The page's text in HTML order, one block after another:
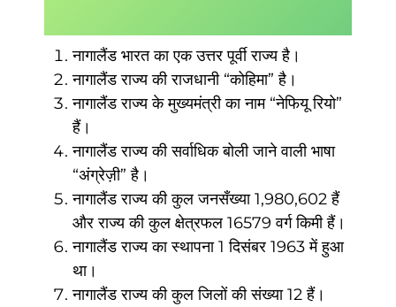
नागालैंड भारत का एक उत्तर पूर्वी राज्य है।
नागालैंड राज्य की राजधानी “कोहिमा” है।
नागालैंड राज्य के मुख्यमंत्री का नाम “नेफियू रियो”
हैं।
नागालैंड राज्य की सर्वाधिक बोली जाने वाली भाषा
“अंग्रेज़ी” है।
नागालैंड राज्य की कुल जनसँख्या 1,980,602 हैं
और राज्य की कुल क्षेत्रफल 16579 वर्ग किमी हैं।
नागालैंड राज्य का स्थापना 1 दिसंबर 1963 में हुआ
था।
नागालैंड राज्य की कुल जिलों की संख्या 12 हैं।